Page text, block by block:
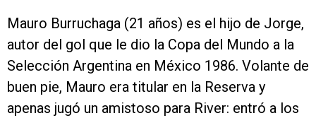
Mauro Burruchaga (21 años) es el hijo de Jorge,
autor del gol que le dio la Copa del Mundo a la
Selección Argentina en México 1986. Volante de
buen pie, Mauro era titular en la Reserva y
apenas jugó un amistoso para River: entró a los